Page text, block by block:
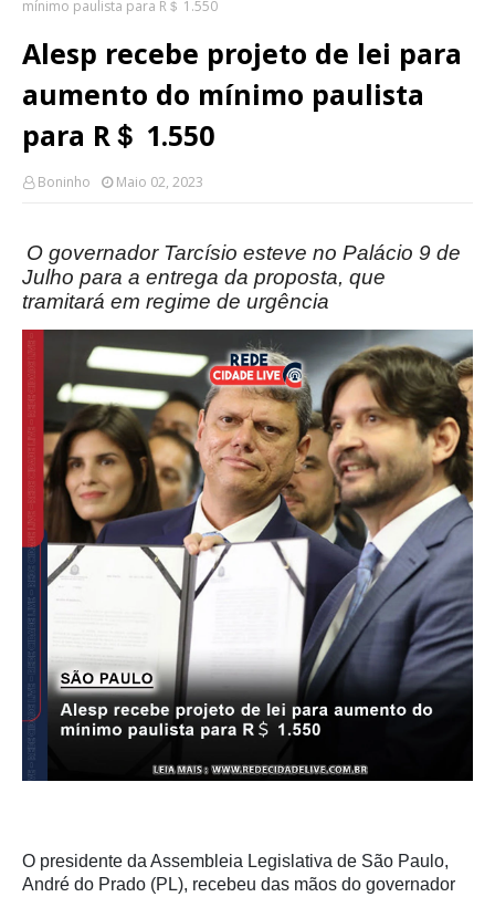
mínimo paulista para R＄ 1.550
Alesp recebe projeto de lei para
aumento do mínimo paulista
para R＄ 1.550
Boninho Maio 02, 2023
O governador Tarcísio esteve no Palácio 9 de
Julho para a entrega da proposta, que
tramitará em regime de urgência
O presidente da Assembleia Legislativa de São Paulo,
André do Prado (PL), recebeu das mãos do governador